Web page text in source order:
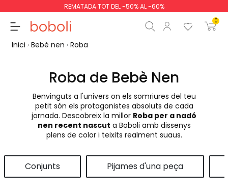
REMATADA TOT DEL -50% AL -60%
0
Subtotal
Total 0,00 €
Continua Començar la
Inici Bebè nen Roba
Roba de Bebè Nen
Benvinguts a l'univers on els somriures del teu
petit són els protagonistes absoluts de cada
jornada. Descobreix la millor Roba per a nadó
nen recent nascut a Boboli amb dissenys
plens de color i teixits realment suaus.
Conjunts Pijames d'una peça